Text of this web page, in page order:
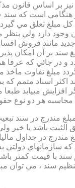
نيز بر اساس قانون
است كه سند
مبلغ تعلق مي گيرد
دارد ولي
مانند فروش
سند بر آن امكان
در جائي كه عرفا
مبلغ تفاوت ماخذ
اكثر اسناد متمم
افزايش مييابد
محاسبه هر دو نوع
مبلغ مندرج در سند
باشد يا خير
در جداول
سازمانهاي دولتي
سند با قيمت كمتر
سند ، مي توان